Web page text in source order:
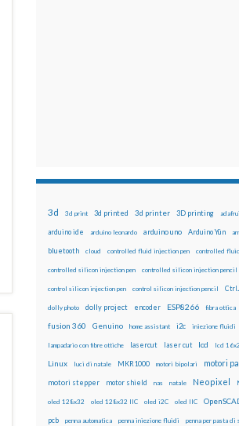
3d 3d print 3d printed 3d printer 3D printing
arduino ide arduino leonardo arduino uno Arduino Yún
bluetooth cloud controlled fluid injection pen controlled
controlled silicon injection pen controlled silicon injection pencil
control silicon injection pen control silicon injection pencil
dolly photo dolly project encoder ESP8266 fibra ottica
fusion 360 Genuino home assistant i2c iniezione fluidi
lampadario con fibre ottiche lasercut laser cut lcd lcd 16x2
Linux luci di natale MKR1000 motori bipolari motori
motori stepper motor shield nas natale Neopixel
oled 128x32 oled 128x32 IIC oled i2C oled IIC
pcb penna automatica penna iniezione fluidi penna per pasta di